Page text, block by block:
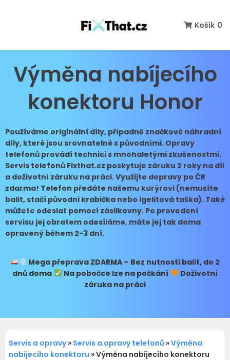
Košík 0
Výměna nabíjecího
konektoru Honor
Používáme originální díly, případně značkové náhradní
díly, které jsou srovnatelné s původními. Opravy
telefonů provádí technici s mnohaletými zkušenostmi.
Servis telefonů Fixthat.cz poskytuje záruku 2 roky na díl
a doživotní záruku na práci. Využijte dopravy po ČR
zdarma! Telefon předáte našemu kurýrovi (nemusíte
balit, stačí původni krabička nebo igelitová taška). Také
můžete odeslat pomocí zásilkovny. Po provedení
servisu jej obratem odesíláme, máte jej tak doma
opravený během 2-3 dní.
Mega přepravaZDARMA – Bez nutnosti balit, do 2
dnů doma
Na pobočce lze na počkání
Doživotní
záruka na práci
Servis a opravy» Servis a opravy telefonů »Výměna
nabíjecího konektoru »Výměna nabíjecího konektoru